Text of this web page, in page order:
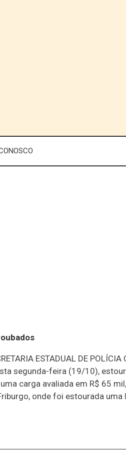
ESTADUAL DE
segunda-feira (19/10),
carga avaliada em R$ 65
onde foi estourada